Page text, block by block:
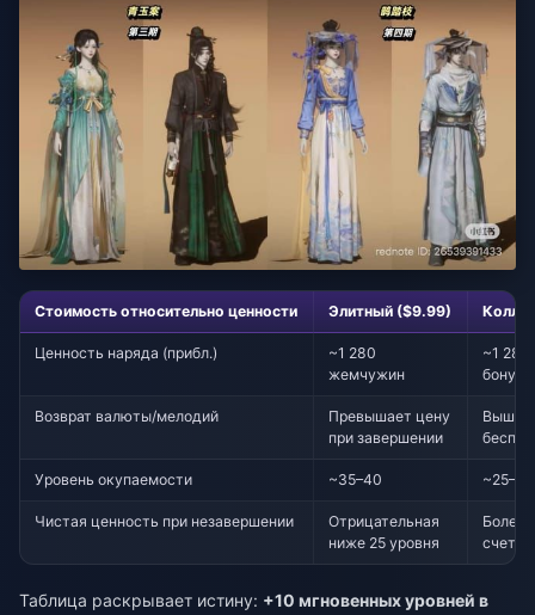
Стоимость относительно ценности Элитный ($9.99)
Ценность наряда (прибл.)
~1 280
жемчужин
~1
бонусы
Возврат валюты/мелодий
Превышает цену
при завершении
Выше,
Уровень окупаемости ~35–40
Чистая ценность при незавершении
Отрицательная
ниже 25 уровня
Более
счет
Таблица раскрывает истину: +10 мгновенных уровней в